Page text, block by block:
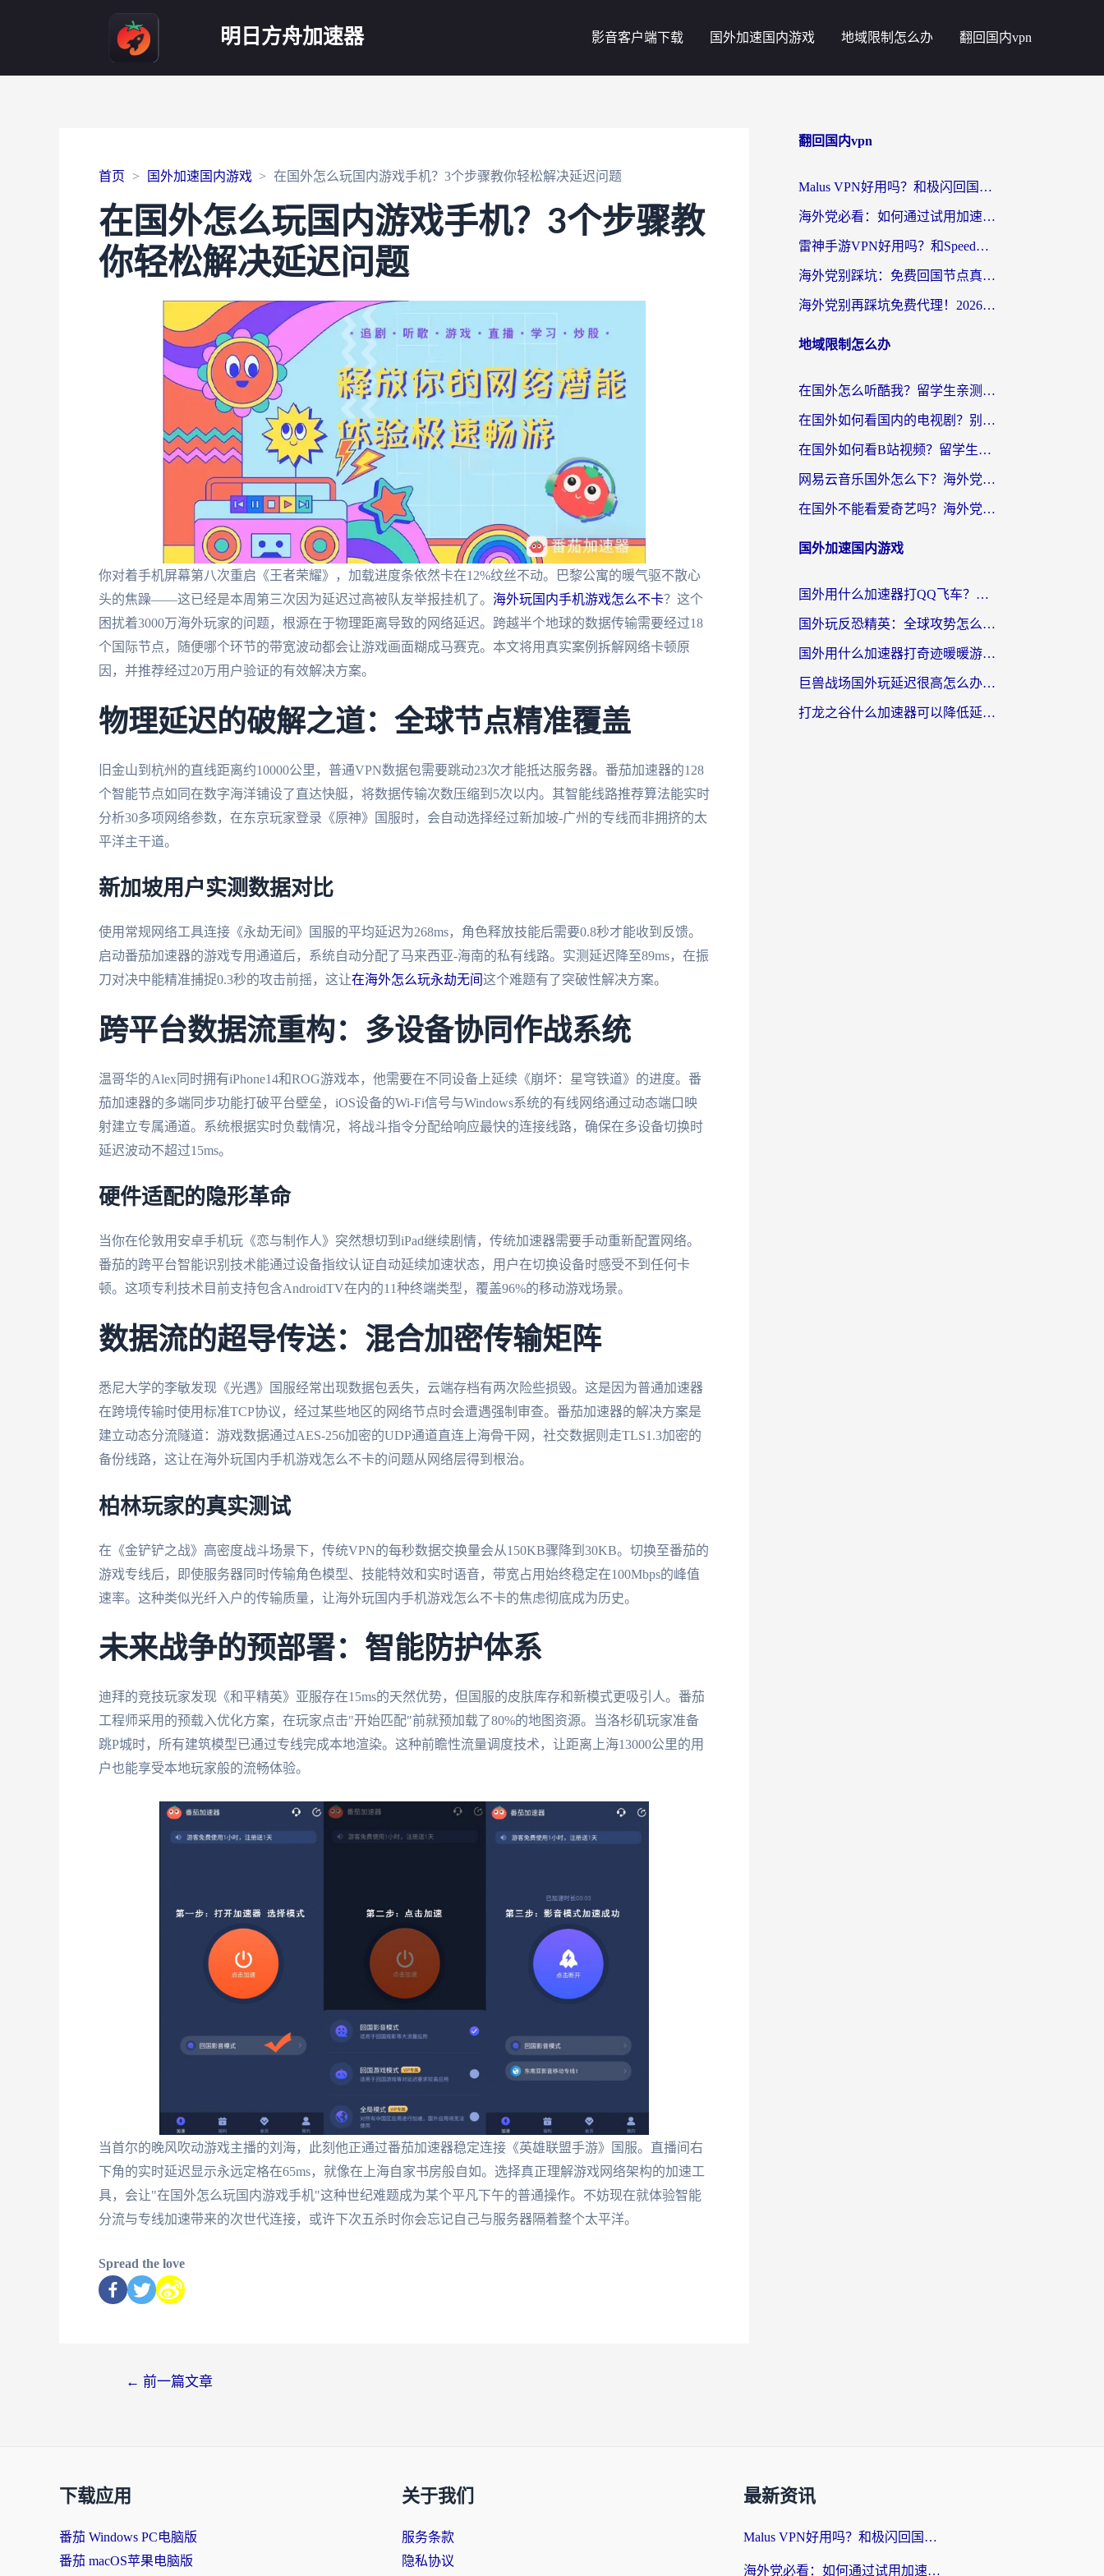
明日方舟加速器 影音客户端下载 国外加速国内游戏 地域限制怎么办 翻回国内vpn
首页 国外加速国内游戏 在国外怎么玩国内游戏手机？3个步骤教你轻松解决延迟问题
在国外怎么玩国内游戏手机？3个步骤教
你轻松解决延迟问题
你对着手机屏幕第八次重启《王者荣耀》，加载进度条依然卡在12%纹丝不动。巴黎公寓的暖气驱不散心
头的焦躁——这已经是本周第三次因为延迟过高被队友举报挂机了。 海外玩国内手机游戏怎么不卡？这个
困扰着3000万海外玩家的问题，根源在于物理距离导致的网络延迟。跨越半个地球的数据传输需要经过18
个国际节点，随便哪个环节的带宽波动都会让游戏画面糊成马赛克。本文将用真实案例拆解网络卡顿原
因，并推荐经过20万用户验证的有效解决方案。
物理延迟的破解之道：全球节点精准覆盖
旧金山到杭州的直线距离约10000公里，普通VPN数据包需要跳动23次才能抵达服务器。番茄加速器的128
个智能节点如同在数字海洋铺设了直达快艇，将数据传输次数压缩到5次以内。其智能线路推荐算法能实时
分析30多项网络参数，在东京玩家登录《原神》国服时，会自动选择经过新加坡-广州的专线而非拥挤的太
平洋主干道。
新加坡用户实测数据对比
使用常规网络工具连接《永劫无间》国服的平均延迟为268ms，角色释放技能后需要0.8秒才能收到反馈。
启动番茄加速器的游戏专用通道后，系统自动分配了马来西亚-海南的私有线路。实测延迟降至89ms，在振
刀对决中能精准捕捉0.3秒的攻击前摇，这让在海外怎么玩永劫无间这个难题有了突破性解决方案。
跨平台数据流重构：多设备协同作战系统
温哥华的Alex同时拥有iPhone14和ROG游戏本，他需要在不同设备上延续《崩坏：星穹铁道》的进度。番
茄加速器的多端同步功能打破平台壁垒，iOS设备的Wi-Fi信号与Windows系统的有线网络通过动态端口映
射建立专属通道。系统根据实时负载情况，将战斗指令分配给响应最快的连接线路，确保在多设备切换时
延迟波动不超过15ms。
硬件适配的隐形革命
当你在伦敦用安卓手机玩《恋与制作人》突然想切到iPad继续剧情，传统加速器需要手动重新配置网络。
番茄的跨平台智能识别技术能通过设备指纹认证自动延续加速状态，用户在切换设备时感受不到任何卡
顿。这项专利技术目前支持包含AndroidTV在内的11种终端类型，覆盖96%的移动游戏场景。
数据流的超导传送：混合加密传输矩阵
悉尼大学的李敏发现《光遇》国服经常出现数据包丢失，云端存档有两次险些损毁。这是因为普通加速器
在跨境传输时使用标准TCP协议，经过某些地区的网络节点时会遭遇强制审查。番茄加速器的解决方案是
建立动态分流隧道：游戏数据通过AES-256加密的UDP通道直连上海骨干网，社交数据则走TLS1.3加密的
备份线路，这让在海外玩国内手机游戏怎么不卡的问题从网络层得到根治。
柏林玩家的真实测试
在《金铲铲之战》高密度战斗场景下，传统VPN的每秒数据交换量会从150KB骤降到30KB。切换至番茄的
游戏专线后，即使服务器同时传输角色模型、技能特效和实时语音，带宽占用始终稳定在100Mbps的峰值
速率。这种类似光纤入户的传输质量，让海外玩国内手机游戏怎么不卡的焦虑彻底成为历史。
未来战争的预部署：智能防护体系
迪拜的竞技玩家发现《和平精英》亚服存在15ms的天然优势，但国服的皮肤库存和新模式更吸引人。番茄
工程师采用的预载入优化方案，在玩家点击"开始匹配"前就预加载了80%的地图资源。当洛杉矶玩家准备
跳P城时，所有建筑模型已通过专线完成本地渲染。这种前瞻性流量调度技术，让距离上海13000公里的用
户也能享受本地玩家般的流畅体验。
当首尔的晚风吹动游戏主播的刘海，此刻他正通过番茄加速器稳定连接《英雄联盟手游》国服。直播间右
下角的实时延迟显示永远定格在65ms，就像在上海自家书房般自如。选择真正理解游戏网络架构的加速工
具，会让"在国外怎么玩国内游戏手机"这种世纪难题成为某个平凡下午的普通操作。不妨现在就体验智能
分流与专线加速带来的次世代连接，或许下次五杀时你会忘记自己与服务器隔着整个太平洋。
Spread the love
← 前一篇文章
翻回国内vpn
Malus VPN好用吗？和极闪回国VPN对比哪个回国效果更好？海外党亲测3款加速器+避坑指南
海外党必看：如何通过试用加速器解决国内APP地区限制？附2026最新对比测评
雷神手游VPN好用吗？和SpeedCN VPN对比哪个回国效果更好？海外党亲测3款加速器+避坑指南
海外党别踩坑：免费回国节点真的靠谱吗？教你选对加速器无缝访问国内资源
海外党别再踩坑免费代理！2026回国加速器全攻略：从选线到避坑，无缝访问国内资源
地域限制怎么办
在国外怎么听酷我？留学生亲测：用对加速器就能畅听国内音乐听书
在国外如何看国内的电视剧？别让地域限制成为追剧路上的绊脚石
在国外如何看B站视频？留学生亲测有效的回国加速器选择指南
网易云音乐国外怎么下？海外党亲测有效的回国加速器指南
在国外不能看爱奇艺吗？海外党追剧必看的回国加速器选择指南
国外加速国内游戏
国外用什么加速器打QQ飞车？海外党亲测有效的国服游戏加速指南
国外玩反恐精英：全球攻势怎么不卡？老玩家亲测的加速器选择指南
国外用什么加速器打奇迹暖暖游戏？海外党国服手游畅玩全攻略（附3款热门游戏实测）
巨兽战场国外玩延迟很高怎么办？海外党亲测的国服游戏加速解决方案
打龙之谷什么加速器可以降低延迟？海外玩家亲测有效的国服加速指南
下载应用
番茄 Windows PC电脑版
番茄 macOS苹果电脑版
关于我们
服务条款
隐私协议
最新资讯
Malus VPN好用吗？和极闪回国VPN对比哪个回国效果更好？海外党亲测3款加速器+避坑指南
海外党必看：如何通过试用加速器解决国内APP地区限制？附2026最新对比测评